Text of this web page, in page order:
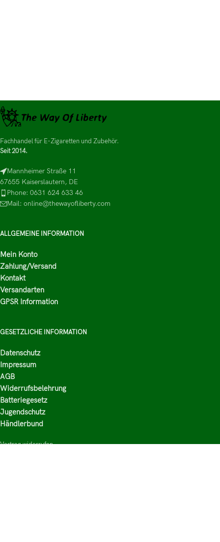
Fachhandel für E-Zigaretten und Zubehör.
Seit 2014.
Mannheimer Straße 11
67655 Kaiserslautern, DE
Phone: 0631 624 633 46
Mail: online@thewayofliberty.com
ALLGEMEINE INFORMATION
Mein Konto
Zahlung/Versand
Kontakt
Versandarten
GPSR Information
GESETZLICHE INFORMATION
Datenschutz
Impressum
AGB
Widerrufsbelehrung
Batteriegesetz
Jugendschutz
Händlerbund
Vertrag widerrufen